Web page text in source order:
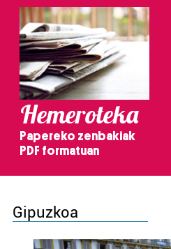
Hemeroteka
Papereko zenbakiak
PDF formatuan
Gipuzkoa